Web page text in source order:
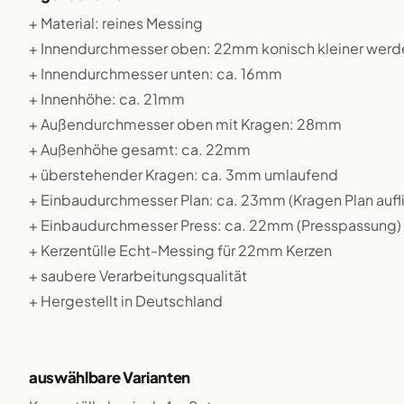
+ Material: reines Messing
+ Innendurchmesser oben: 22mm konisch kleiner
+ Innendurchmesser unten: ca. 16mm
+ Innenhöhe: ca. 21mm
+ Außendurchmesser oben mit Kragen: 28mm
+ Außenhöhe gesamt: ca. 22mm
+ überstehender Kragen: ca. 3mm umlaufend
+ Einbaudurchmesser Plan: ca. 23mm (Kragen Plan
+ Einbaudurchmesser Press: ca. 22mm (Presspassung)
+ Kerzentülle Echt-Messing für 22mm Kerzen
+ saubere Verarbeitungsqualität
+ Hergestellt in Deutschland
auswählbare Varianten